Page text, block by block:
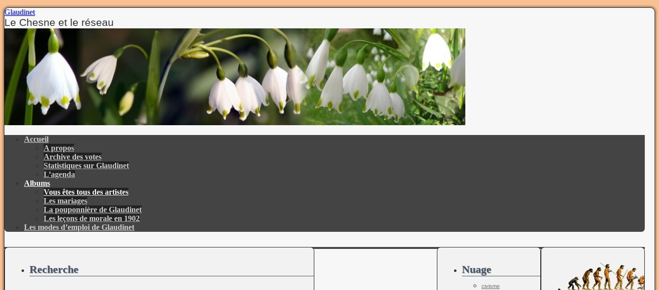
Glaudinet
Le Chesne et le réseau
contenu
Accueil
A propos
Archive des votes
Statistiques sur Glaudinet
L’agenda
Albums
Vous êtes tous des artistes
Les mariages
La pouponnière de Glaudinet
Les leçons de morale en 1902
Les modes d’emploi de Glaudinet
Recherche Nuage
civisme